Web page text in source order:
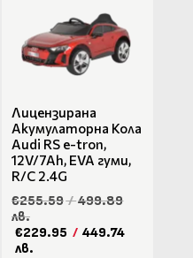
Лицензирана
Акумулаторна Кола
Audi RS e-tron,
12V/7Ah, EVA гуми,
R/C 2.4G
€255.59/499.89
лв.
€229.95 / 449.74
лв.